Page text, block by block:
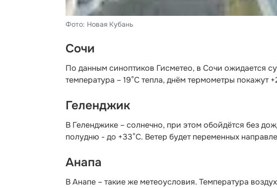
Фото: Новая Кубань
Сочи
По данным синоптиков Гисметео, в Сочи ожидается
температура – 19°C тепла, днём термометры покажут
Геленджик
В Геленджике – солнечно, при этом обойдётся без
полудню - до +33°C. Ветер будет переменных
Анапа
В Анапе – такие же метеоусловия. Температура